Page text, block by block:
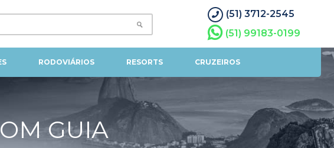
(51) 3712-2545
(51) 99183-0199
RODOVIÁRIOS RESORTS CRUZEIROS
GUIA